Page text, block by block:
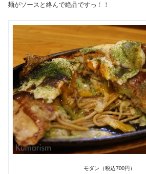
麺がソースと絡んで絶品ですっ！！
モダン（税込700円）